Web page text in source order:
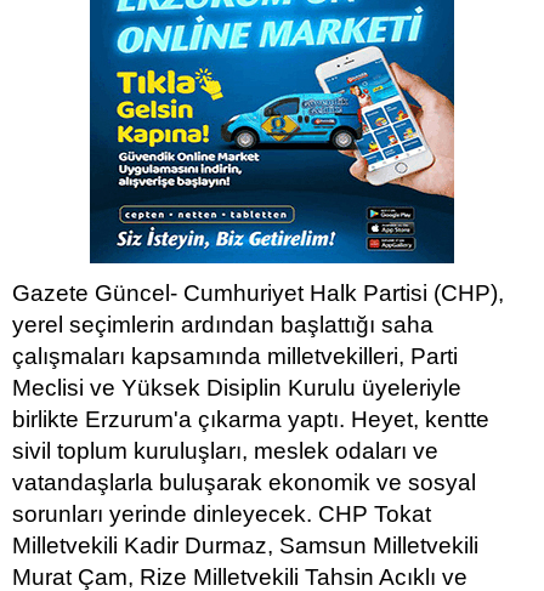
Gazete Güncel- Cumhuriyet Halk Partisi (CHP),
yerel seçimlerin ardından başlattığı saha
çalışmaları kapsamında milletvekilleri, Parti
Meclisi ve Yüksek Disiplin Kurulu üyeleriyle
birlikte Erzurum'a çıkarma yaptı. Heyet, kentte
sivil toplum kuruluşları, meslek odaları ve
vatandaşlarla buluşarak ekonomik ve sosyal
sorunları yerinde dinleyecek. CHP Tokat
Milletvekili Kadir Durmaz, Samsun Milletvekili
Murat Çam, Rize Milletvekili Tahsin Acıklı ve